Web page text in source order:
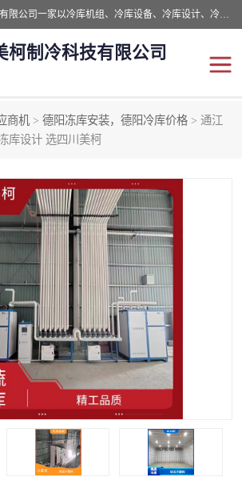
四川美柯冷冻库安装工程有限公司一家以冷库机组、冷库设备、冷库设计、冷冻库设备销售、冷库安装、冻库安装价格及技术服务为一体的综合企业，咨询热线：同等设备材料优惠10% 。公司各种类型安装组合式冷库、冷冻库、冷藏库、气调保鲜库、并提供成套设备供应、安装与调试、维护与维修、技术咨询、操作维修人员技术培训等
柯制冷科技有限公司
商机 > 德阳冻库安装，德阳冷库价格 > 通江
库设计 选四川美柯
格 四川冷库，四川冻库安装
冻库价格 绵阳冻库,绵阳保鲜冷库
德阳冷库 广元冻库安装,广元冻库造
价
冻库安 遂宁冻库
冻库安装 泸州冻库，泸州冷库
鲜冷库 自贡冻库组装
攀枝花冻库
冻库安装，小型冻库造价
库 宜宾冷库，宜宾冻库设备